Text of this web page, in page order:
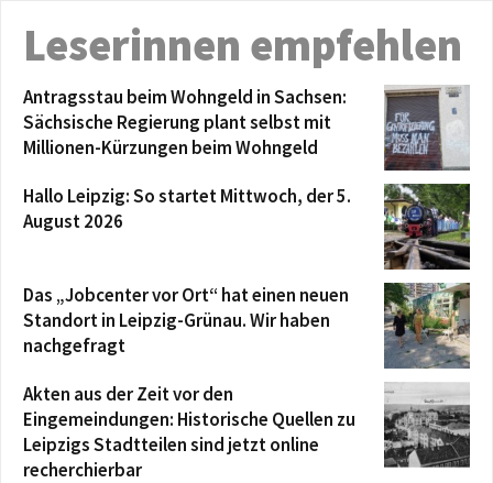
Leserinnen empfehlen
Antragsstau beim Wohngeld in Sachsen:
Sächsische Regierung plant selbst mit
Millionen-Kürzungen beim Wohngeld
Hallo Leipzig: So startet Mittwoch, der 5.
August 2026
Das „Jobcenter vor Ort“ hat einen neuen
Standort in Leipzig-Grünau. Wir haben
nachgefragt
Akten aus der Zeit vor den
Eingemeindungen: Historische Quellen zu
Leipzigs Stadtteilen sind jetzt online
recherchierbar